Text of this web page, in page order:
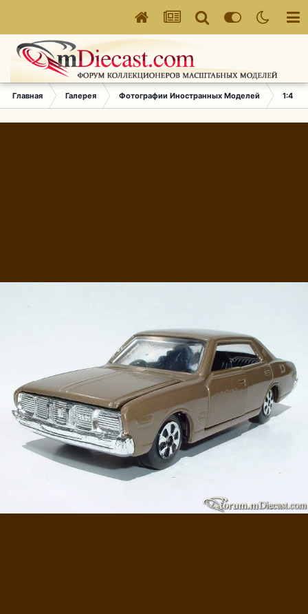
Главная Галерея Фотографии Иностранных Моделей 1:43